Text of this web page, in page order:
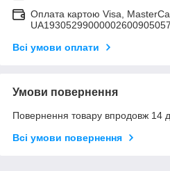
Оплата картою Visa,
Всі умови оплати
Умови повернення
Повернення товару впродовж 14
Всі умови повернення